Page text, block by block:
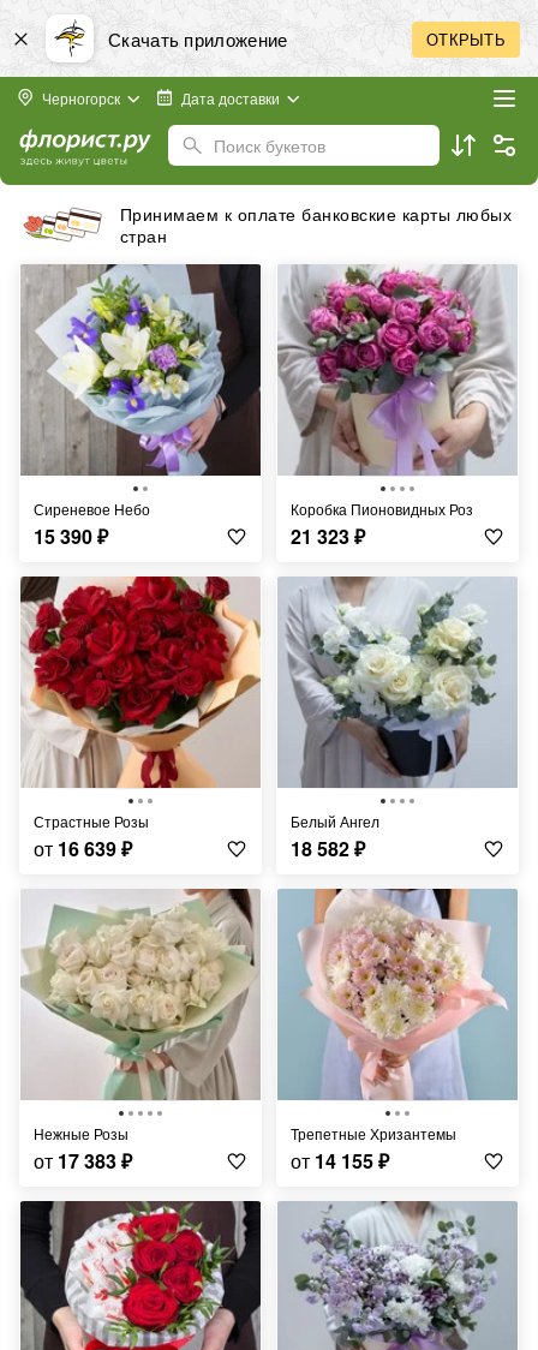
Скачать приложение ОТКРЫТЬ
Черногорск Дата доставки
Поиск букетов
Принимаем к оплате банковские карты любых
стран
Сиреневое Небо
15 390₽
Коробка Пионовидных Роз
21 323₽
Страстные Розы
от 16 639₽
Белый Ангел
18 582₽
Нежные Розы
от 17 383₽
Трепетные Хризантемы
от 14 155₽